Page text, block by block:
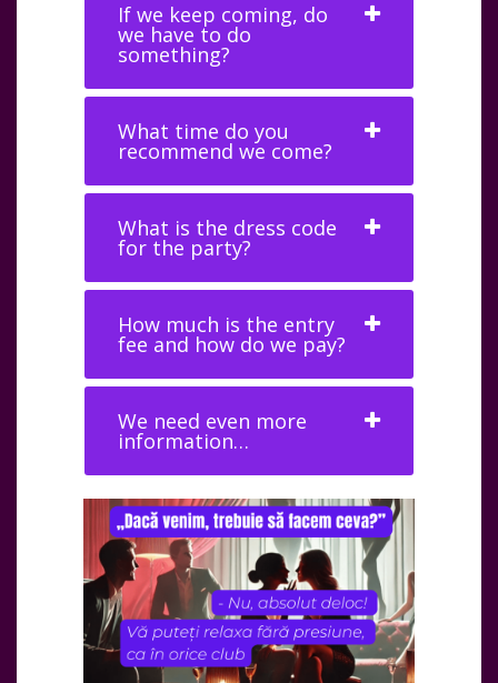
If we keep coming, do
we have to do
something?
What time do you
recommend we come?
What is the dress code
for the party?
How much is the entry
fee and how do we pay?
We need even more
information…